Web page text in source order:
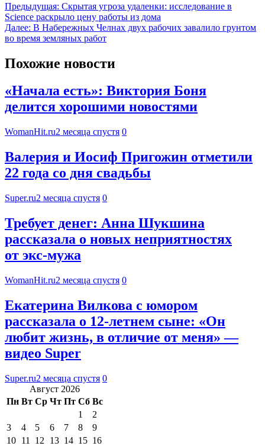
Предыдущая: Скрытая угроза удаленки: исследование в
Science раскрыло цену работы из дома
Далее: В Набережных Челнах двух рабочих завалило грунтом
во время земляных работ
Похожие новости
«Начала есть»: Виктория Боня
делится хорошими новостями
WomanHit.ru2 месяца спустя 0
Валерия и Иосиф Пригожин отметили
22 года со дня свадьбы
Super.ru2 месяца спустя 0
Требует денег: Анна Шукшина
рассказала о новых неприятностях
от экс-мужа
WomanHit.ru2 месяца спустя 0
Екатерина Вилкова с юмором
рассказала о 12-летнем сыне: «Он
любит жизнь, в отличие от меня» —
видео Super
Super.ru2 месяца спустя 0
Август 2026
Пн Вт Ср Чт Пт Сб Вс
1
2
3
4 5 6 7 8
9
10 11 12 13 14 15 16